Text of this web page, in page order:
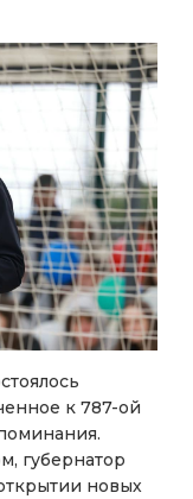
к 787-ой
губернатор
новых